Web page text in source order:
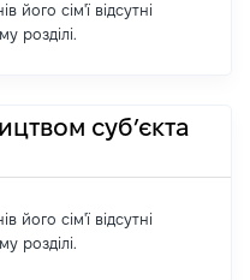
його сім'ї відсутні
розділі.
суб’єкта
його сім'ї відсутні
розділі.